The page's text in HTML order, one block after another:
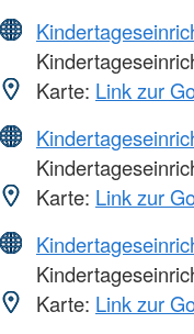
Karte: Link zur
Karte: Link zur
Karte: Link zur